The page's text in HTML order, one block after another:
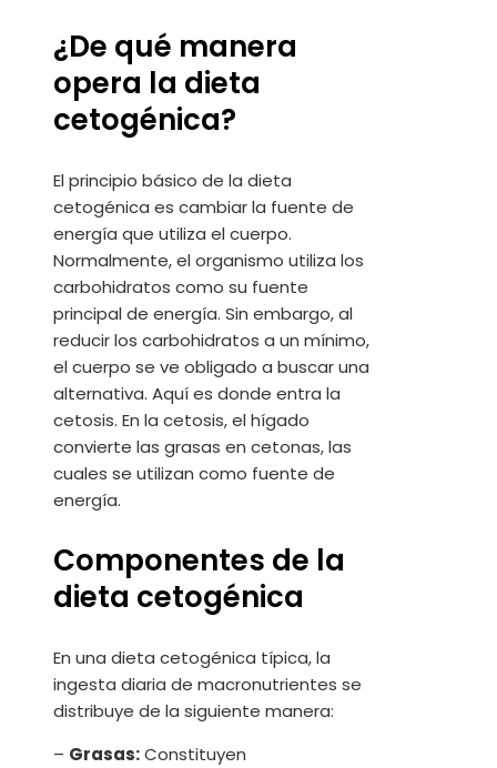
¿De qué manera
opera la dieta
cetogénica?
El principio básico de la dieta
cetogénica es cambiar la fuente de
energía que utiliza el cuerpo.
Normalmente, el organismo utiliza los
carbohidratos como su fuente
principal de energía. Sin embargo, al
reducir los carbohidratos a un mínimo,
el cuerpo se ve obligado a buscar una
alternativa. Aquí es donde entra la
cetosis. En la cetosis, el hígado
convierte las grasas en cetonas, las
cuales se utilizan como fuente de
energía.
Componentes de la
dieta cetogénica
En una dieta cetogénica típica, la
ingesta diaria de macronutrientes se
distribuye de la siguiente manera:
– Grasas:Constituyen